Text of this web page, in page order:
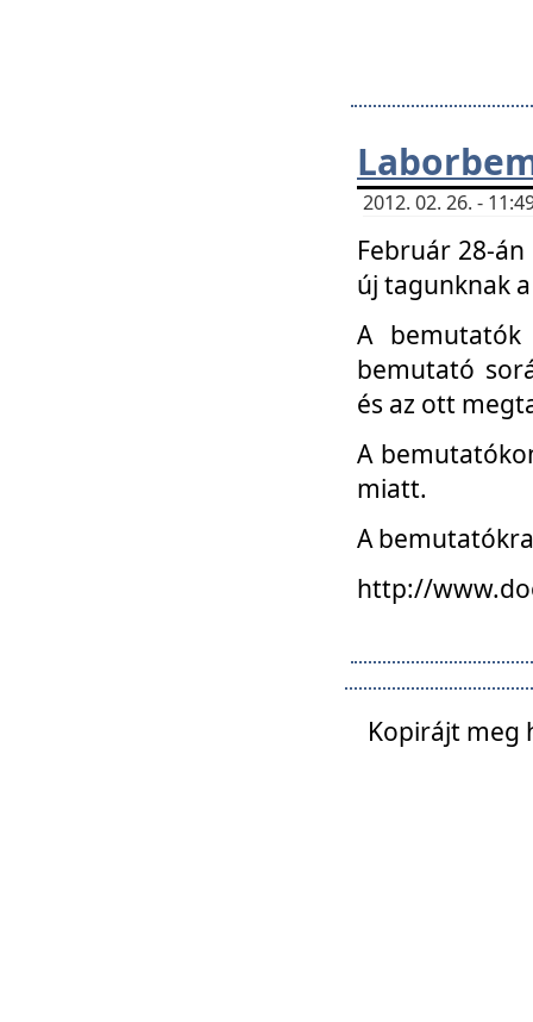
2012. 02. 26. -
Február 28-
új tagunknak
A
bemutató
és az ott
A
miatt.
A
http://
Kopirájt meg